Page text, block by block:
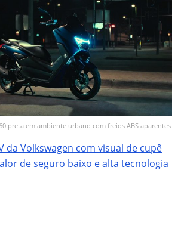
preta em ambiente urbano com freios ABS aparentes
da Volkswagen com visual de cupê
de seguro baixo e alta tecnologia